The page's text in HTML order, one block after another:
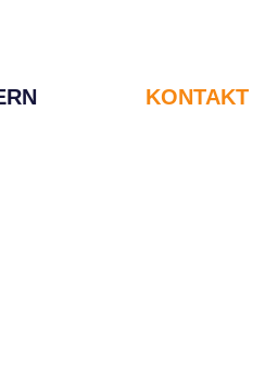
KONTAKT